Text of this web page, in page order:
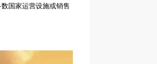
国家运营设施或销售